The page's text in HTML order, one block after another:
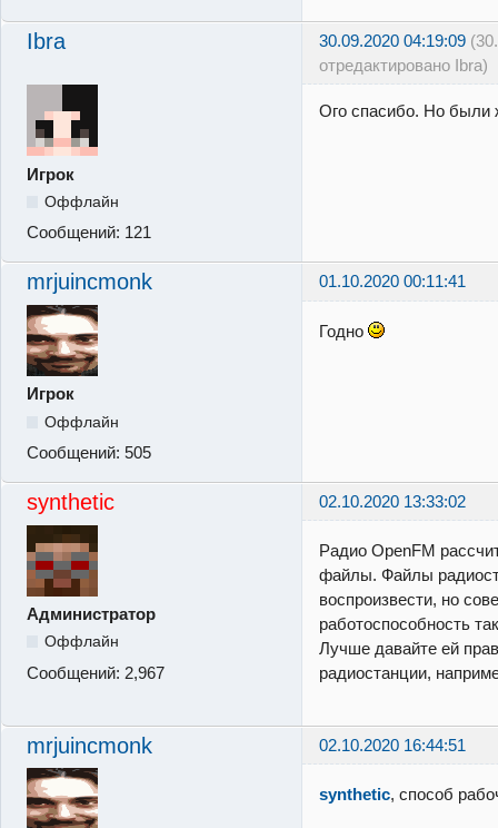
Ibra 30.09.2020 04:19:09
отредактировано Ibra)
Игрок
Оффлайн
Сообщений: 121
Ого спасибо. Но были
mrjuincmonk 01.10.2020 00:11:41
Игрок
Оффлайн
Сообщений: 505
Годно
synthetic 02.10.2020 13:33:02
Администратор
Оффлайн
Сообщений: 2,967
Радио OpenFM
файлы. Файлы
воспроизвести, но
работоспособность
Лучше давайте ей
радиостанции,
mrjuincmonk 02.10.2020 16:44:51
synthetic, способ